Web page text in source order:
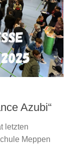
Azubi“
letzten
Meppen